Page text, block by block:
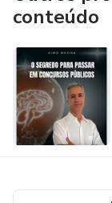
conteúdo